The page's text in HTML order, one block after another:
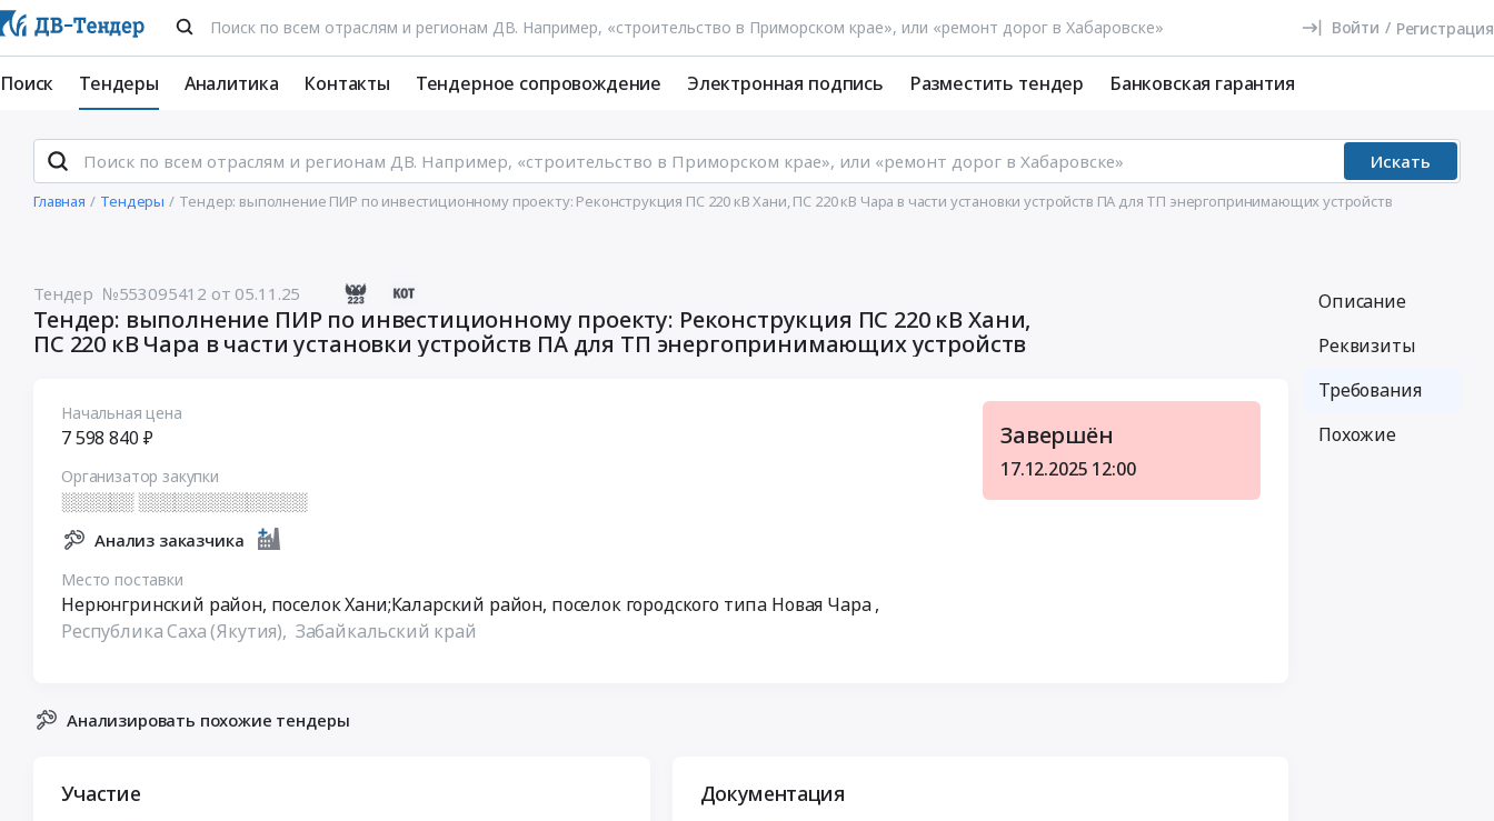
Войти / Регистрация
Поиск Тендеры Аналитика Контакты Тендерное сопровождение Электронная подпись Разместить тендер Банковская гарантия
Искать
Главная Тендеры Тендер: выполнение ПИР по инвестиционному проекту: Реконструкция ПС 220 кВ Хани, ПС 220 кВ Чара в части установки устройств ПА для ТП энергопринимающих устройств
Тендер №553095412 от 05.11.25
Тендер: выполнение ПИР по инвестиционному проекту: Реконструкция ПС 220 кВ Хани,
ПС 220 кВ Чара в части установки устройств ПА для ТП энергопринимающих устройств
Начальная цена
7 598 840 ₽
Организатор закупки
░░░░░░ ░░░░░░░░░░░░░░
Анализ заказчика
Место поставки
Нерюнгринский район, поселок Хани;Каларский район, поселок городского типа Новая Чара,
Республика Саха (Якутия), Забайкальский край
Завершён
17.12.2025 12:00
Анализировать похожие тендеры
Участие Документация
Описание
Реквизиты
Требования
Похожие